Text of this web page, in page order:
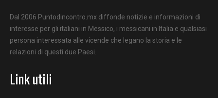
Dal 2006 Puntodincontro.mx diffonde notizie e informazioni di
interesse per gli italiani in Messico, i messicani in Italia e qualsiasi
persona interessata alle vicende che legano la storia e le
relazioni di questi due Paesi.
Link utili